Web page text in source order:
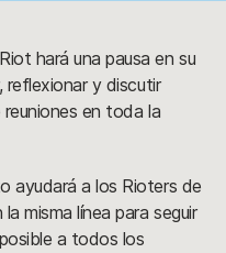
hará una pausa en su
reflexionar y discutir
en toda la
ayudará a los Rioters de
misma línea para seguir
a todos los